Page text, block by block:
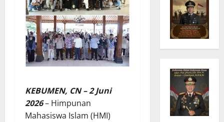
KEBUMEN, CN – 2 Juni
2026– Himpunan
Mahasiswa Islam (HMI)